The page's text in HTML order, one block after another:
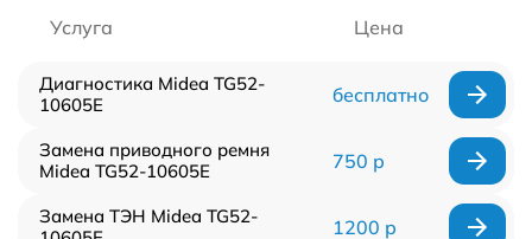
Услуга Цена
Диагностика Midea TG52-
10605E
бесплатно
Замена приводного ремня
Midea TG52-10605E
750 р
Замена ТЭН Midea TG52-
1200 р